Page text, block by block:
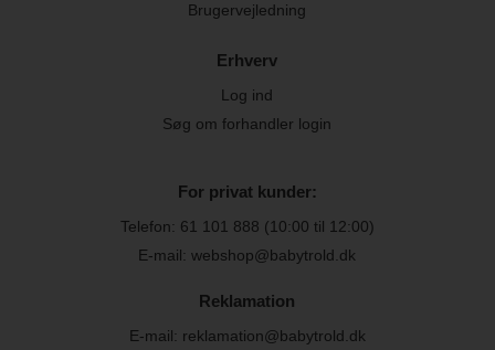
Brugervejledning
Erhverv
Log ind
Søg om forhandler login
For privat kunder:
Telefon: 61 101 888 (10:00 til 12:00)
E-mail: webshop@babytrold.dk
Reklamation
E-mail: reklamation@babytrold.dk